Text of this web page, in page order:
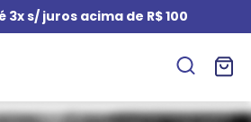
3x s/ juros acima de R$ 100